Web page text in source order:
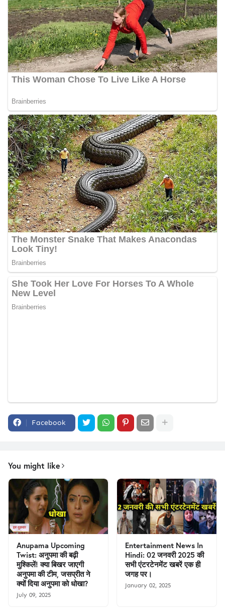
Facebook
You might like
Anupama Upcoming
Twist: अनुपमा की बढ़ी
मुश्किलें! क्या बिखर जाएगी
अनुपमा की टीम, जसप्रीत ने
क्यों दिया अनुपमा को धोखा?
July 09, 2025
Entertainment News In
Hindi: 02 जनवरी 2025 की
सभी एंटरटेनमेंट खबरें एक ही
जगह पर।
January 02, 2025